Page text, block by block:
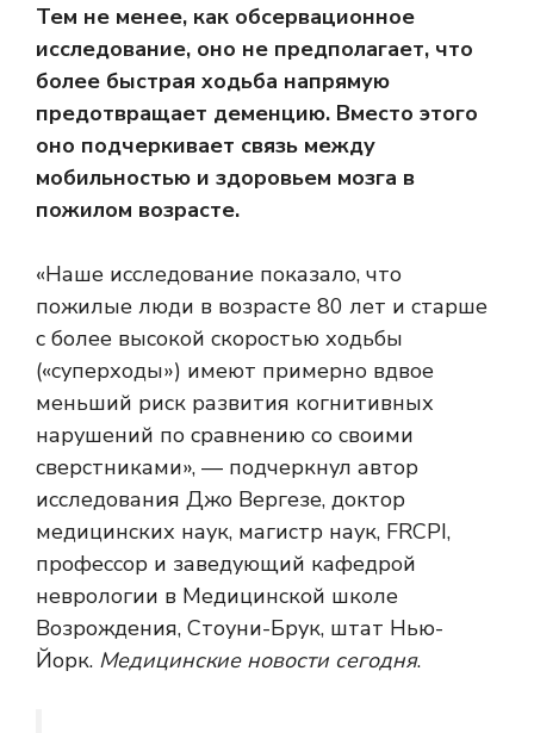
Тем не менее, как обсервационное
исследование, оно не предполагает, что
более быстрая ходьба напрямую
предотвращает деменцию. Вместо этого
оно подчеркивает связь между
мобильностью и здоровьем мозга в
пожилом возрасте.
«Наше исследование показало, что
пожилые люди в возрасте 80 лет и старше
с более высокой скоростью ходьбы
(«суперходы») имеют примерно вдвое
меньший риск развития когнитивных
нарушений по сравнению со своими
сверстниками», — подчеркнул автор
исследования Джо Вергезе, доктор
медицинских наук, магистр наук, FRCPI,
профессор и заведующий кафедрой
неврологии в Медицинской школе
Возрождения, Стоуни-Брук, штат Нью-
Йорк. Медицинские новости сегодня.